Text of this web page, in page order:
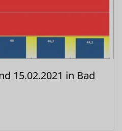
15.02.2021 in Bad